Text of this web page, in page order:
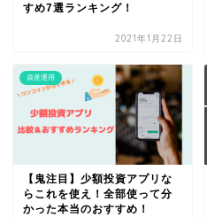
すめ7選ランキング！
2021年1月22日
資産運用
【鬼注目】少額投資アプリな
らこれを使え！全部使って分
かった本当のおすすめ！